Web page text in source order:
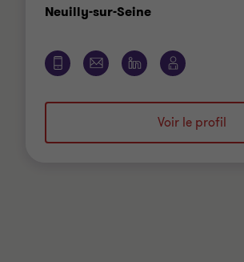
Neuilly-sur-SeineBureau
Voir le profil